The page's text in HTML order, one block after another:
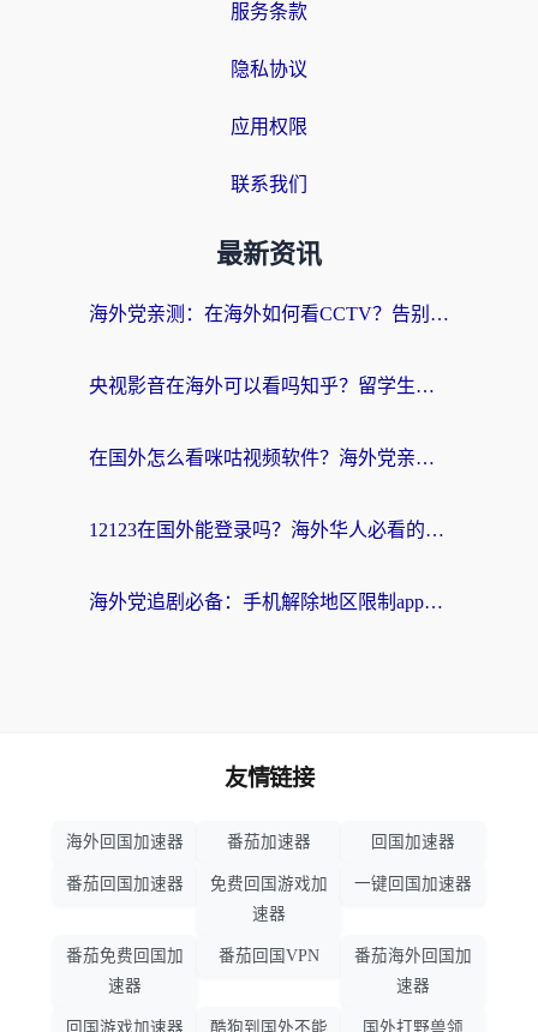
服务条款
隐私协议
应用权限
联系我们
最新资讯
海外党亲测：在海外如何看CCTV？告别“仅限大陆播放”的实用指南
央视影音在海外可以看吗知乎？留学生亲测：3步解决地域限制+追剧自由
在国外怎么看咪咕视频软件？海外党亲测有效的回国加速方案
12123在国外能登录吗？海外华人必看的回国加速实用指南
海外党追剧必备：手机解除地区限制app怎么选？解决央视视频&国内剧地区限制全指南
友情链接
海外回国加速器 番茄加速器 回国加速器
番茄回国加速器
免费回国游戏加
速器
一键回国加速器
番茄免费回国加
速器
番茄回国VPN
番茄海外回国加
速器
回国游戏加速器 酷狗到国外不能 国外打野兽领